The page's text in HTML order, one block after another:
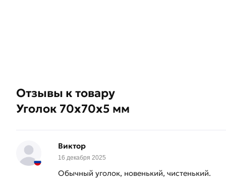
Отзывы к товару
Уголок 70х70х5 мм
Виктор
16 декабря 2025
Обычный уголок, новенький, чистенький.